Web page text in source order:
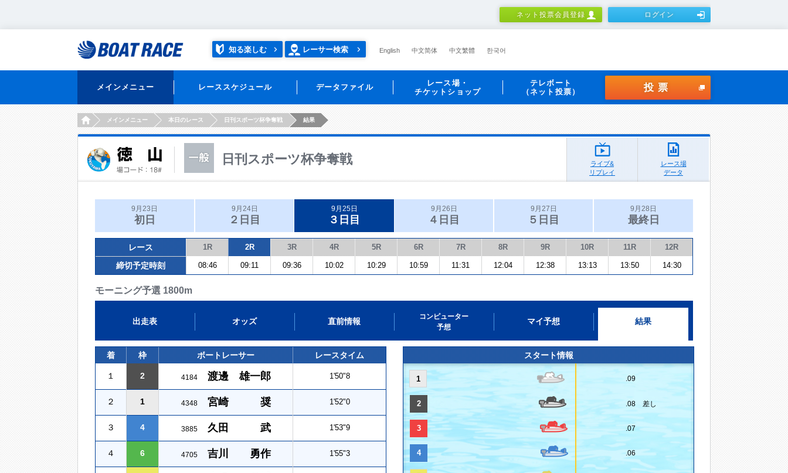
ネット投票会員登録 ログイン
知る楽しむ レーサー検索 English 中文简体 中文繁體 한국어
メインメニュー レーススケジュール データファイル
レース場・
チケットショップ
テレボート
（ネット投票）
投票
HOMEメインメニュー 本日のレース 日刊スポーツ杯争奪戦 結果
日刊スポーツ杯争奪戦
ライブ&
リプレイ
レース場
データ
9月23日
初日
9月24日
２日目
9月25日
３日目
9月26日
４日目
9月27日
５日目
9月28日
最終日
レース 1R 2R 3R 4R 5R 6R 7R 8R 9R 10R 11R 12R
締切予定時刻 08:46 09:11 09:36 10:02 10:29 10:59 11:31 12:04 12:38 13:13 13:50 14:30
モーニング予選 1800m
出走表 オッズ 直前情報
コンピューター
予想
マイ予想 結果
着 枠 ボートレーサー レースタイム
１ 2 4184 渡邊 雄一郎 1'50"8
２ 1 4348 宮崎 奨 1'52"0
３ 4 3885 久田 武 1'53"9
４ 6 4705 吉川 勇作 1'55"3
スタート情報
1 .09
2 .08 差し
3 .07
4 .06